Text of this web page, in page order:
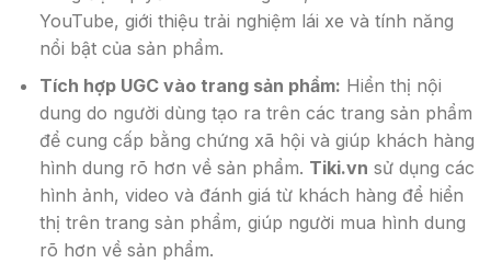
YouTube, giới thiệu trải nghiệm lái xe và tính năng
nổi bật của sản phẩm.
Tích hợp UGC vào trang sản phẩm: Hiển thị nội
dung do người dùng tạo ra trên các trang sản phẩm
để cung cấp bằng chứng xã hội và giúp khách hàng
hình dung rõ hơn về sản phẩm. Tiki.vn sử dụng các
hình ảnh, video và đánh giá từ khách hàng để hiển
thị trên trang sản phẩm, giúp người mua hình dung
rõ hơn về sản phẩm.